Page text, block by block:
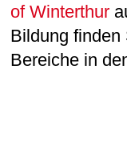
of Winterthur
Bildung finden
Bereiche in